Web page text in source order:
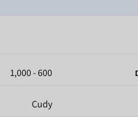
600 - 1,000
Cudy